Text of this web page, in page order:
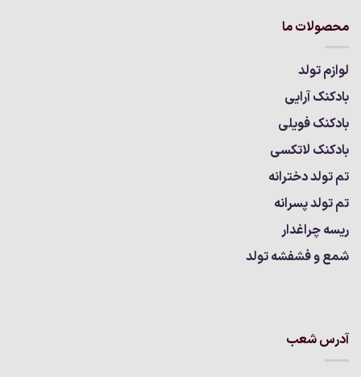
محصولات ما
لوازم تولد
بادکنک آرایی
بادکنک فویلی
بادکنک لاتکسی
تم تولد دخترانه
تم تولد پسرانه
ریسه چراغدار
شمع و فشفشه تولد
آدرس شعب